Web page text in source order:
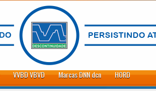
VVBD VBVD Marcas DNN dcn HORD